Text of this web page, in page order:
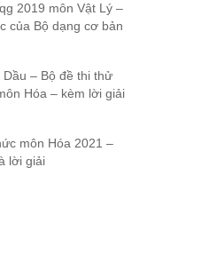
2019 môn Vật Lý –
của Bộ dạng cơ bản
– Bộ đề thi thử
Hóa – kèm lời giải
môn Hóa 2021 –
lời giải